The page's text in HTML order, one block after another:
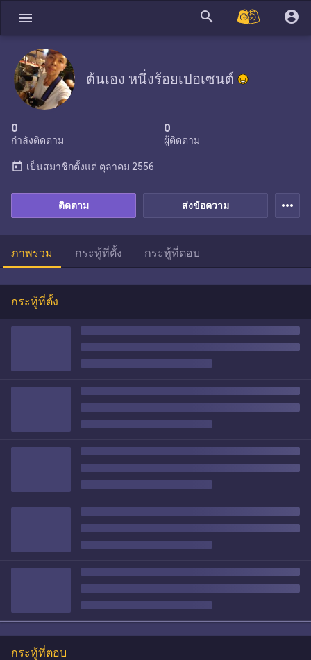
menu search account_circle
ต้นเอง หนึ่งร้อยเปอเซนต์
0
กำลังติดตาม
0
ผู้ติดตาม
ส่งข้อความ
ติดตาม
today เป็นสมาชิกตั้งแต่ ตุลาคม 2556
more_horiz
ภาพรวม กระทู้ที่ตั้ง กระทู้ที่ตอบ
กระทู้ที่ตั้ง
กระทู้ที่ตอบ